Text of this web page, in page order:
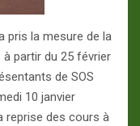
pris la mesure de la
partir du 25 février
de SOS
10 janvier
reprise des cours à